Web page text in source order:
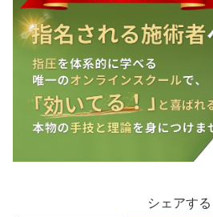
シェアする